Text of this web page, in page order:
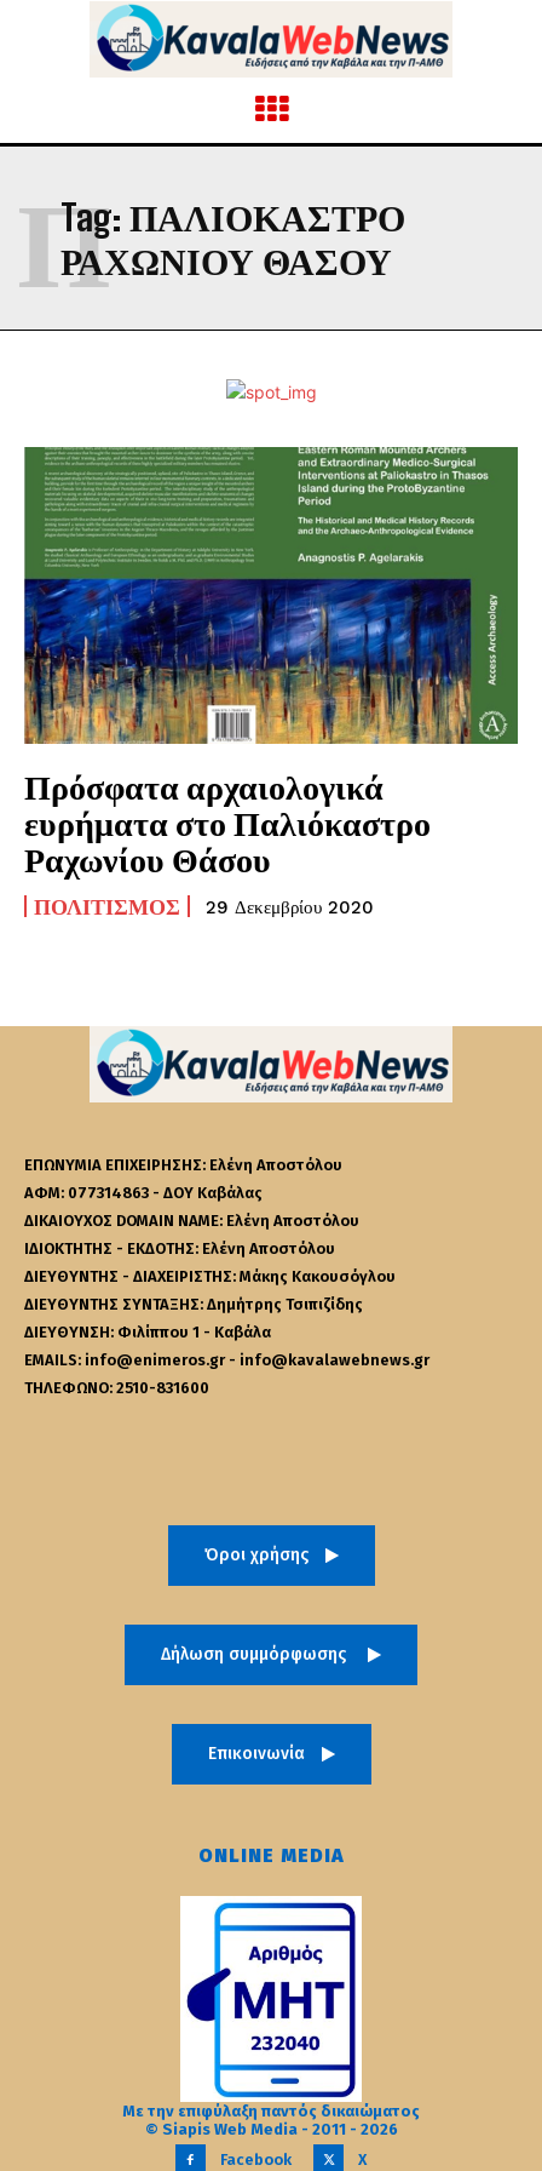
Tag: ΠΑΛΙΌΚΑΣΤΡΟ
ΡΑΧΩΝΊΟΥ ΘΆΣΟΥ
Π
Πρόσφατα αρχαιολογικά
ευρήματα στο Παλιόκαστρο
Ραχωνίου Θάσου
ΠΟΛΙΤΙΣΜΌΣ 29 Δεκεμβρίου 2020
ΕΠΩΝΥΜΙΑ ΕΠΙΧΕΙΡΗΣΗΣ: Ελένη Αποστόλου
ΑΦΜ: 077314863 - ΔΟΥ Καβάλας
ΔΙΚΑΙΟΥΧΟΣ DOMAIN NAME: Ελένη Αποστόλου
ΙΔΙΟΚΤΗΤΗΣ - ΕΚΔΟΤΗΣ: Ελένη Αποστόλου
ΔΙΕΥΘΥΝΤΗΣ - ΔΙΑΧΕΙΡΙΣΤΗΣ: Μάκης Κακουσόγλου
ΔΙΕΥΘΥΝΤΗΣ ΣΥΝΤΑΞΗΣ: Δημήτρης Τσιπιζίδης
ΔΙΕΥΘΥΝΣΗ: Φιλίππου 1 - Καβάλα
EMAILS: info@enimeros.gr - info@kavalawebnews.gr
ΤΗΛΕΦΩΝΟ: 2510-831600
Όροι χρήσης
Δήλωση συμμόρφωσης
Επικοινωνία
ONLINE MEDIA
Με την επιφύλαξη παντός δικαιώματος
© Siapis Web Media - 2011 - 2026
Facebook
X